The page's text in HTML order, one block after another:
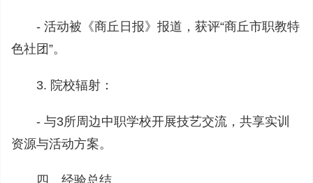
- 活动被《商丘日报》报道，获评“商丘市职教特
色社团”。
3. 院校辐射：
- 与3所周边中职学校开展技艺交流，共享实训
资源与活动方案。
四、经验总结